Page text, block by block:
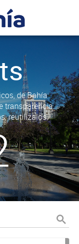
de Bahía
transparencia.
reutilizalos.